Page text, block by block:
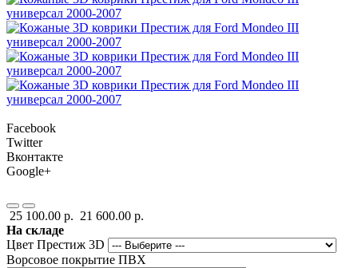
Facebook
Twitter
Вконтакте
Google+
25 100.00 р. 21 600.00 р.
На складе
Цвет Престиж 3D
Ворсовое покрытие ПВХ